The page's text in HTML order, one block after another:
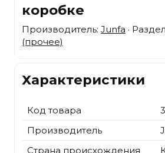
коробке
Производитель: Junfa ·
(прочее)
Характеристики
Код товара
Производитель
Страна происхождения